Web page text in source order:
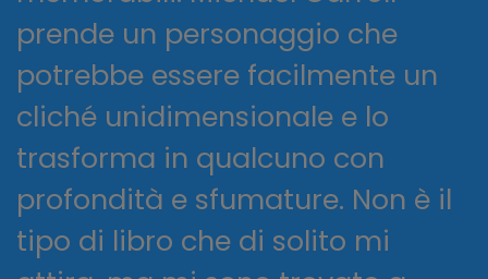
prende un personaggio che
potrebbe essere facilmente un
cliché unidimensionale e lo
trasforma in qualcuno con
profondità e sfumature. Non è il
tipo di libro che di solito mi